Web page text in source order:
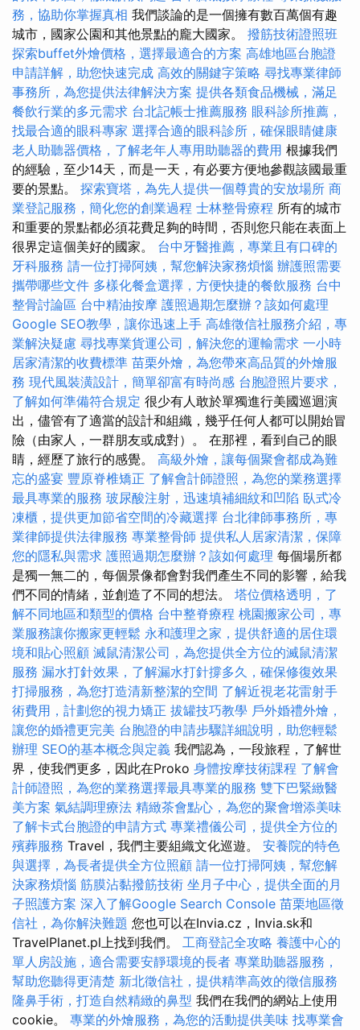
務，協助你掌握真相 我們談論的是一個擁有數百萬個有趣
城市，國家公園和其他景點的龐大國家。 撥筋技術證照班
探索buffet外燴價格，選擇最適合的方案 高雄地區台胞證
申請詳解，助您快速完成 高效的關鍵字策略 尋找專業律師
事務所，為您提供法律解決方案 提供各類食品機械，滿足
餐飲行業的多元需求 台北記帳士推薦服務 眼科診所推薦，
找最合適的眼科專家 選擇合適的眼科診所，確保眼睛健康
老人助聽器價格，了解老年人專用助聽器的費用 根據我們
的經驗，至少14天，而是一天，有必要方便地參觀該國最重
要的景點。 探索寶塔，為先人提供一個尊貴的安放場所 商
業登記服務，簡化您的創業過程 士林整骨療程 所有的城市
和重要的景點都必須花費足夠的時間，否則您只能在表面上
很界定這個美好的國家。 台中牙醫推薦，專業且有口碑的
牙科服務 請一位打掃阿姨，幫您解決家務煩惱 辦護照需要
攜帶哪些文件 多樣化餐盒選擇，方便快捷的餐飲服務 台中
整骨討論區 台中精油按摩 護照過期怎麼辦？該如何處理
Google SEO教學，讓你迅速上手 高雄徵信社服務介紹，專
業解決疑慮 尋找專業貨運公司，解決您的運輸需求 一小時
居家清潔的收費標準 苗栗外燴，為您帶來高品質的外燴服
務 現代風裝潢設計，簡單卻富有時尚感 台胞證照片要求，
了解如何準備符合規定 很少有人敢於單獨進行美國巡迴演
出，儘管有了適當的設計和組織，幾乎任何人都可以開始冒
險（由家人，一群朋友或成對）。 在那裡，看到自己的眼
睛，經歷了旅行的感覺。 高級外燴，讓每個聚會都成為難
忘的盛宴 豐原脊椎矯正 了解會計師證照，為您的業務選擇
最具專業的服務 玻尿酸注射，迅速填補細紋和凹陷 臥式冷
凍櫃，提供更加節省空間的冷藏選擇 台北律師事務所，專
業律師提供法律服務 專業整骨師 提供私人居家清潔，保障
您的隱私與需求 護照過期怎麼辦？該如何處理 每個場所都
是獨一無二的，每個景像都會對我們產生不同的影響，給我
們不同的情緒，並創造了不同的想法。 塔位價格透明，了
解不同地區和類型的價格 台中整脊療程 桃園搬家公司，專
業服務讓你搬家更輕鬆 永和護理之家，提供舒適的居住環
境和貼心照顧 滅鼠清潔公司，為您提供全方位的滅鼠清潔
服務 漏水打針效果，了解漏水打針撐多久，確保修復效果
打掃服務，為您打造清新整潔的空間 了解近視老花雷射手
術費用，計劃您的視力矯正 拔罐技巧教學 戶外婚禮外燴，
讓您的婚禮更完美 台胞證的申請步驟詳細說明，助您輕鬆
辦理 SEO的基本概念與定義 我們認為，一段旅程，了解世
界，使我們更多，因此在Proko 身體按摩技術課程 了解會
計師證照，為您的業務選擇最具專業的服務 雙下巴緊緻醫
美方案 氣結調理療法 精緻茶會點心，為您的聚會增添美味
了解卡式台胞證的申請方式 專業禮儀公司，提供全方位的
殯葬服務 Travel，我們主要組織文化巡遊。 安養院的特色
與選擇，為長者提供全方位照顧 請一位打掃阿姨，幫您解
決家務煩惱 筋膜沾黏撥筋技術 坐月子中心，提供全面的月
子照護方案 深入了解Google Search Console 苗栗地區徵
信社，為你解決難題 您也可以在Invia.cz，Invia.sk和
TravelPlanet.pl上找到我們。 工商登記全攻略 養護中心的
單人房設施，適合需要安靜環境的長者 專業助聽器服務，
幫助您聽得更清楚 新北徵信社，提供精準高效的徵信服務
隆鼻手術，打造自然精緻的鼻型 我們在我們的網站上使用
cookie。 專業的外燴服務，為您的活動提供美味 找專業會